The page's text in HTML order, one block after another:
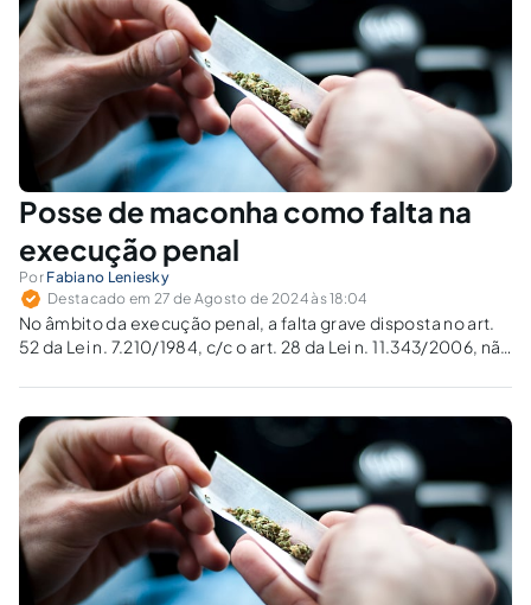
Posse de maconha como falta na
execução penal
Por Fabiano Leniesky
Destacado em 27 de Agosto de 2024 às 18:04
No âmbito da execução penal, a falta grave disposta no art.
52 da Lei n. 7.210/1984, c/c o art. 28 da Lei n. 11.343/2006, não
pelo STF.